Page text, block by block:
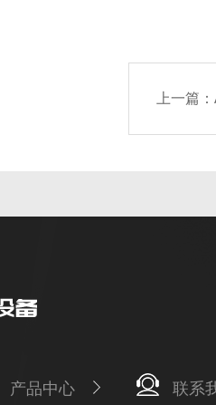
上一篇：
产品中心 联系